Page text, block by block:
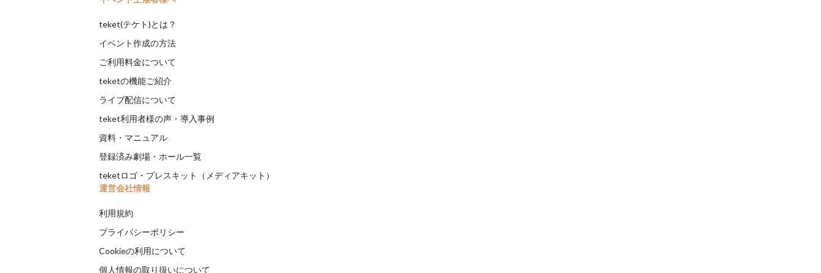
teket(テケト)とは？
イベント作成の方法
ご利用料金について
teketの機能ご紹介
ライブ配信について
teket利用者様の声・導入事例
資料・マニュアル
登録済み劇場・ホール一覧
teketロゴ・プレスキット（メディアキット）
運営会社情報
利用規約
プライバシーポリシー
Cookieの利用について
個人情報の取り扱いについて